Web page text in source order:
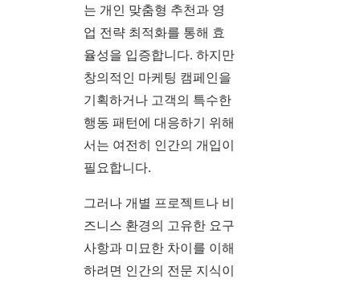
는 개인 맞춤형 추천과 영
업 전략 최적화를 통해 효
율성을 입증합니다. 하지만
창의적인 마케팅 캠페인을
기획하거나 고객의 특수한
행동 패턴에 대응하기 위해
서는 여전히 인간의 개입이
필요합니다.
그러나 개별 프로젝트나 비
즈니스 환경의 고유한 요구
사항과 미묘한 차이를 이해
하려면 인간의 전문 지식이